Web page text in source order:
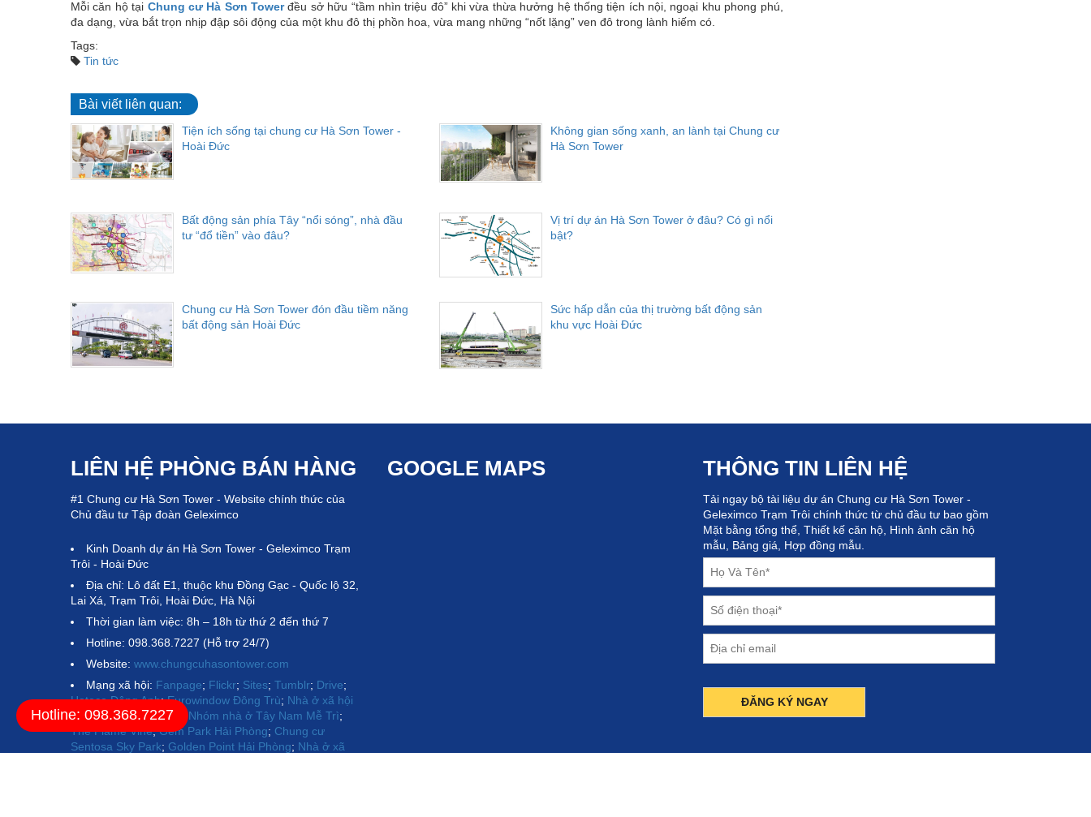
Mỗi căn hộ tại Chung cư Hà Sơn Towerđều sở hữu “tầm nhìn triệu đô” khi vừa thừa hưởng hệ thống tiện ích nội, ngoại khu phong phú,
đa dạng, vừa bắt trọn nhịp đập sôi động của một khu đô thị phồn hoa, vừa mang những “nốt lặng” ven đô trong lành hiếm có.
Tags:
Tin tức
Bài viết liên quan:
Tiện ích sống tại chung cư Hà Sơn Tower -
Hoài Đức
Không gian sống xanh, an lành tại Chung cư
Hà Sơn Tower
Bất động sản phía Tây “nổi sóng”, nhà đầu
tư “đổ tiền” vào đâu?
Vị trí dự án Hà Sơn Tower ở đâu? Có gì nổi
bật?
Chung cư Hà Sơn Tower đón đầu tiềm năng
bất động sản Hoài Đức
Sức hấp dẫn của thị trường bất động sản
khu vực Hoài Đức
Hotline: 098.368.7227
LIÊN HỆ PHÒNG BÁN HÀNG
#1 Chung cư Hà Sơn Tower - Website chính thức của
Chủ đầu tư Tập đoàn Geleximco
Kinh Doanh dự án Hà Sơn Tower - Geleximco Trạm
Trôi - Hoài Đức
Địa chỉ: Lô đất E1, thuộc khu Đồng Gạc - Quốc lộ 32,
Lai Xá, Trạm Trôi, Hoài Đức, Hà Nội
Thời gian làm việc: 8h – 18h từ thứ 2 đến thứ 7
Hotline: 098.368.7227 (Hỗ trợ 24/7)
Website: www.chungcuhasontower.com
Mạng xã hội: Fanpage; Flickr; Sites; Tumblr; Drive;
Hateco Đông Anh;Eurowindow Đông Trù; Nhà ở xã hội
Evergreen Tràng Duệ
;Nhóm nhà ở Tây Nam Mễ Trì;
The Flame Vine;Gem Park Hải Phòng; Chung cư
Sentosa Sky Park; Golden Point Hải Phòng; Nhà ở xã
GOOGLE MAPS THÔNG TIN LIÊN HỆ
Tải ngay bộ tài liệu dự án Chung cư Hà Sơn Tower -
Geleximco Trạm Trôi chính thức từ chủ đầu tư bao gồm
Mặt bằng tổng thể, Thiết kế căn hộ, Hình ảnh căn hộ
mẫu, Bảng giá, Hợp đồng mẫu.